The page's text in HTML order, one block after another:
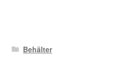
Behälter